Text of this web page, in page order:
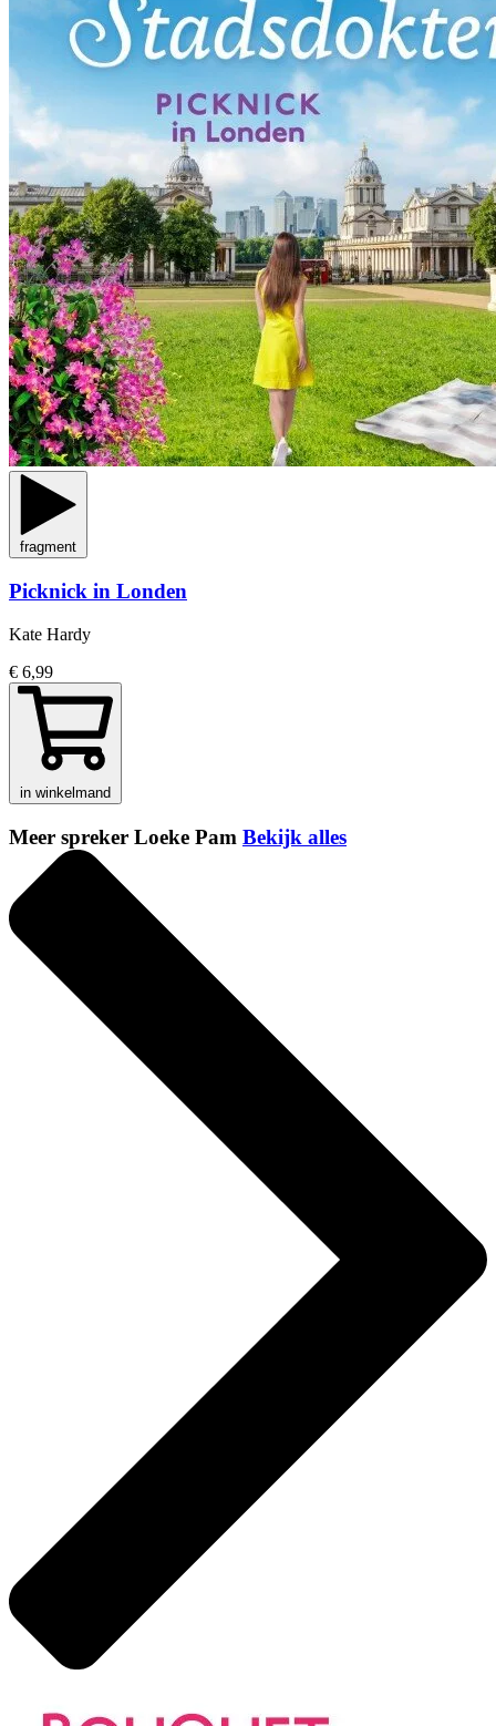
fragment
Picknick in Londen
Kate Hardy
€ 6,99
in winkelmand
Meer spreker Loeke Pam Bekijk alles